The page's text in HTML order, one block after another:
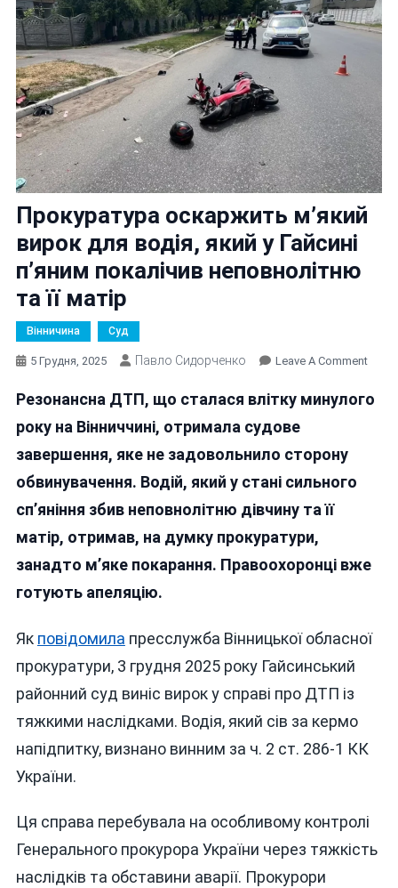
Прокуратура оскаржить м’який
вирок для водія, який у Гайсині
п’яним покалічив неповнолітню
та її матір
Вінничина Суд
5 Грудня, 2025 Павло Сидорченко Leave A CommentOn
Її
Резонансна ДТП, що сталася влітку минулого
року на Вінниччині, отримала судове
завершення, яке не задовольнило сторону
обвинувачення. Водій, який у стані сильного
сп’яніння збив неповнолітню дівчину та її
матір, отримав, на думку прокуратури,
занадто м’яке покарання. Правоохоронці вже
готують апеляцію.
Як повідомила пресслужба Вінницької обласної
прокуратури, 3 грудня 2025 року Гайсинський
районний суд виніс вирок у справі про ДТП із
тяжкими наслідками. Водія, який сів за кермо
напідпитку, визнано винним за ч. 2 ст. 286-1 КК
України.
Ця справа перебувала на особливому контролі
Генерального прокурора України через тяжкість
наслідків та обставини аварії. Прокурори